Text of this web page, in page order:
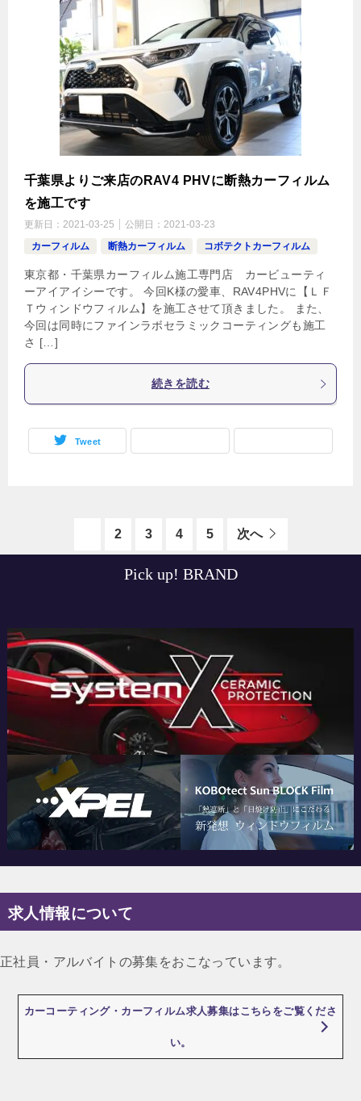
千葉県よりご来店のRAV4 PHVに断熱カーフィルム
を施工です
更新日： 2021-03-25 公開日： 2021-03-23
カーフィルム
断熱カーフィルム コボテクトカーフィルム
東京都・千葉県カーフィルム施工専門店 カービューティ
ーアイアイシーです。 今回K様の愛車、RAV4PHVに【ＬＦ
Ｔウィンドウフィルム】を施工させて頂きました。 また、
今回は同時にファインラボセラミックコーティングも施工
さ […]
続きを読む
Tweet
2 3 4 5 次へ
Pick up! BRAND
求人情報について
正社員・アルバイトの募集をおこなっています。
カーコーティング・カーフィルム求人募集はこちらをご覧くださ
い。